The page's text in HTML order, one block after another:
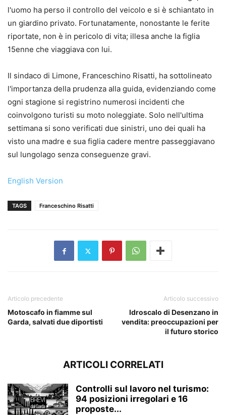
l'uomo ha perso il controllo del veicolo e si è schiantato in
un giardino privato. Fortunatamente, nonostante le ferite
riportate, non è in pericolo di vita; illesa anche la figlia
15enne che viaggiava con lui.
Il sindaco di Limone, Franceschino Risatti, ha sottolineato
l'importanza della prudenza alla guida, evidenziando come
ogni stagione si registrino numerosi incidenti che
coinvolgono turisti su moto noleggiate. Solo nell'ultima
settimana si sono verificati due sinistri, uno dei quali ha
visto una madre e sua figlia cadere mentre passeggiavano
sul lungolago senza conseguenze gravi.
English Version
TAGS Franceschino Risatti
Articolo precedente
Motoscafo in fiamme sul
Garda, salvati due diportisti
Articolo successivo
Idroscalo di Desenzano in
vendita: preoccupazioni per
il futuro storico
ARTICOLI CORRELATI
Controlli sul lavoro nel turismo:
94 posizioni irregolari e 16
proposte...